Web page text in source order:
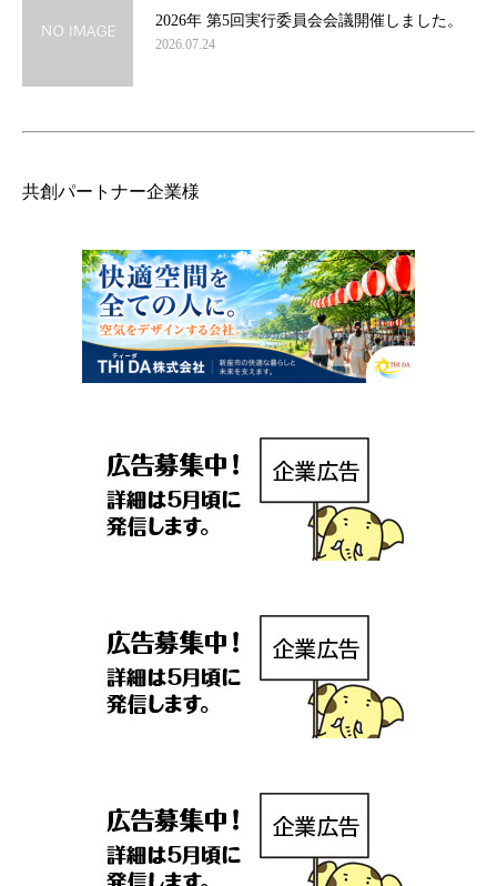
2026年 第5回実行委員会会議開催しました。
2026.07.24
共創パートナー企業様